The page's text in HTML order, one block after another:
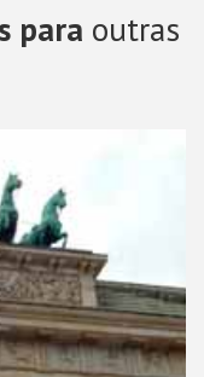
para outras